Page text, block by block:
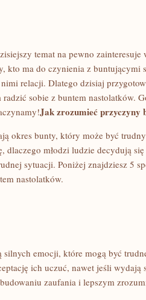
temat na pewno
kto ma do czynienia z buntującymi
relacji. Dlatego​ dzisiaj
sobie z buntem nastolatków.
Jak​ zrozumieć przyczyny
okres bunty, który może być
dlaczego młodzi ludzie ⁣decydują
sytuacji. Poniżej znajdziesz 5
nastolatków.
silnych emocji, które ​mogą być
‍ich uczuć, nawet jeśli wydają
zaufania i lepszym